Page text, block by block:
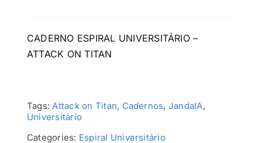
CADERNO ESPIRAL UNIVERSITÁRIO –
ATTACK ON TITAN
Tags:Attack on Titan, Cadernos, JandaIA,
Universitário
Categories: Espiral Universitário